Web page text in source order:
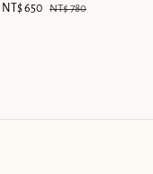
Sale
NT$ 650 Regular
NT$ 780